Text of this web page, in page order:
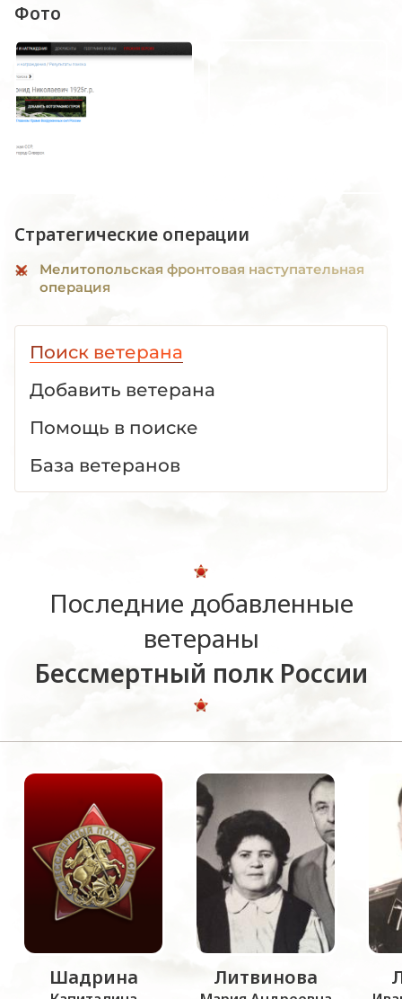
Фото
Стратегические операции
Мелитопольская фронтовая наступательная
операция
Поиск ветерана
Добавить ветерана
Помощь в поиске
База ветеранов
Последние добавленные
ветераны
Бессмертный полк России
Шадрина Литвинова